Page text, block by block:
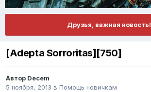
Друзья, важная новость!
[Adepta Sorroritas][750]
Автор Decem
5 ноября, 2013 в Помощь новичкам